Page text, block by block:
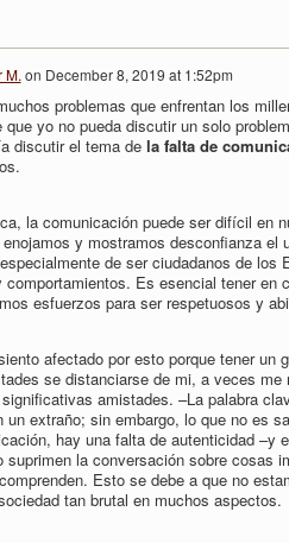
M. on December 8, 2019 at 1:52pm
problemas que enfrentan los
que yo no pueda discutir un solo
discutir el tema de la falta de
la comunicación puede ser difícil en
y mostramos desconfianza
de ser ciudadanos de
Es esencial tener en
esfuerzos para ser respetuosos y
afectado por esto porque tener un
se distanciarse de mi, a veces
amistades. –La palabra
un extraño; sin embargo, lo que no es
hay una falta de autenticidad –y
suprimen la conversación sobre cosas
Esto se debe a que no
tan brutal en muchos aspectos.